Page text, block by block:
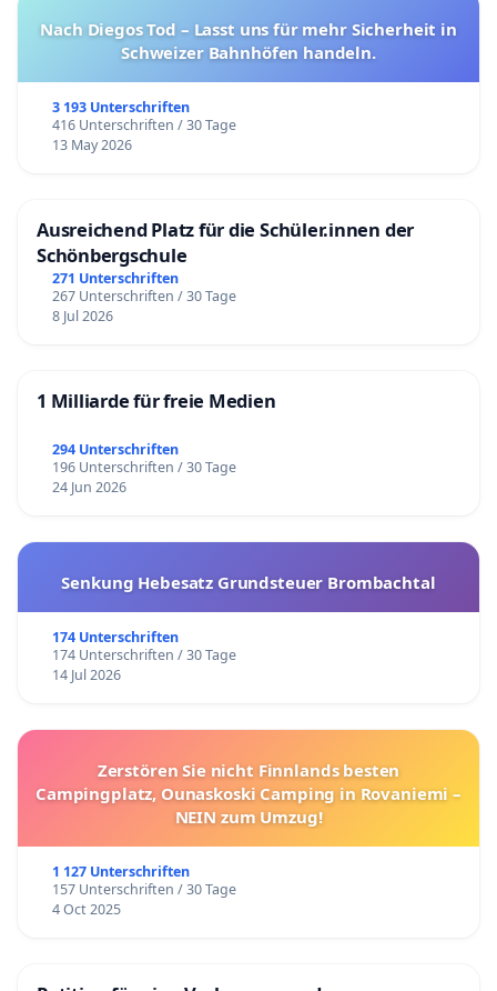
Nach Diegos Tod – Lasst uns für mehr Sicherheit in
Schweizer Bahnhöfen handeln.
3 193 Unterschriften
416 Unterschriften / 30 Tage
13 May 2026
Ausreichend Platz für die Schüler.innen der
Schönbergschule
271 Unterschriften
267 Unterschriften / 30 Tage
8 Jul 2026
1 Milliarde für freie Medien
294 Unterschriften
196 Unterschriften / 30 Tage
24 Jun 2026
Senkung Hebesatz Grundsteuer Brombachtal
174 Unterschriften
174 Unterschriften / 30 Tage
14 Jul 2026
Zerstören Sie nicht Finnlands besten
Campingplatz, Ounaskoski Camping in Rovaniemi –
NEIN zum Umzug!
1 127 Unterschriften
157 Unterschriften / 30 Tage
4 Oct 2025